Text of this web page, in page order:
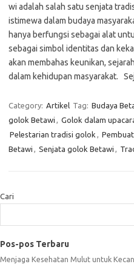
wi adalah salah satu senjata
istimewa dalam budaya
hanya berfungsi sebagai alat
sebagai simbol identitas dan
akan membahas keunikan,
dalam kehidupan masyarakat.
Category: Artikel Tag: Budaya
golok Betawi , Golok dalam
Pelestarian tradisi golok ,
Betawi , Senjata golok Betawi ,
Cari
Pos-pos Terbaru
Menjaga Kesehatan Mulut untuk